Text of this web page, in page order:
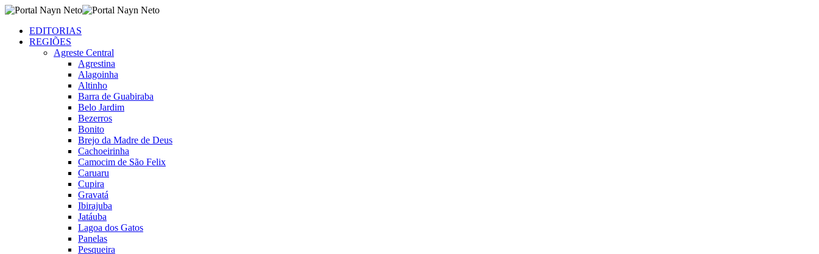
EDITORIAS
REGIÕES
Agreste Central
Agrestina
Alagoinha
Altinho
Barra de Guabiraba
Belo Jardim
Bezerros
Bonito
Brejo da Madre de Deus
Cachoeirinha
Camocim de São Felix
Caruaru
Cupira
Gravatá
Ibirajuba
Jatáuba
Lagoa dos Gatos
Panelas
Pesqueira